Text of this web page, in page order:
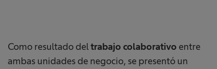
Como resultado deltrabajo colaborativo entre
ambas unidades de negocio, se presentó un